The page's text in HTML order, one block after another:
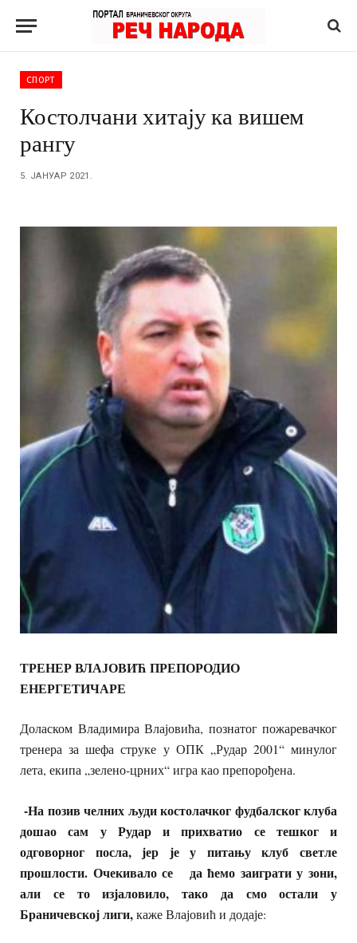
СПОРТ
Костолчани хитају ка вишем
рангу
5. ЈАНУАР 2021.
ТРЕНЕР ВЛАЈОВИЋ ПРЕПОРОДИО
ЕНЕРГЕТИЧАРЕ
Доласком Владимира Влајовића, познатог пожаревачког
тренера за шефа струке у ОПК „Рудар 2001“ минулог
лета, екипа „зелено-црних“ игра као препорођена.
-На позив челних људи костолачког фудбалског клуба
дошао сам у Рудар и прихватио се тешког и
одговорног посла, јер је у питању клуб светле
прошлости. Очекивало се да ћемо заиграти у зони,
али се то изјаловило, тако да смо остали у
Браничевској лиги,каже Влајовић и додаје: